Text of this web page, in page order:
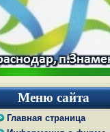
Меню сайта
Главная страница